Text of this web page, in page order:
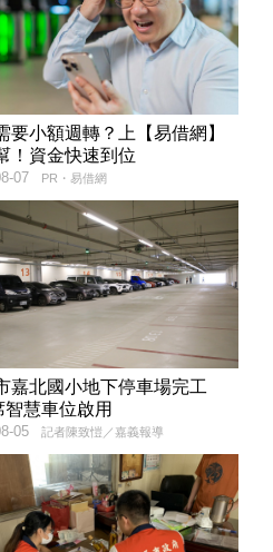
要小額週轉？上【易借網】
！資金快速到位
PR・易借網
07
嘉北國小地下停車場完工
智慧車位啟用
記者陳致愷／嘉義報導
05